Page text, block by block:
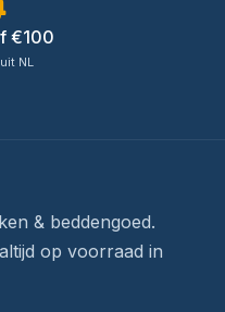
€100
NL
& beddengoed.
op voorraad in